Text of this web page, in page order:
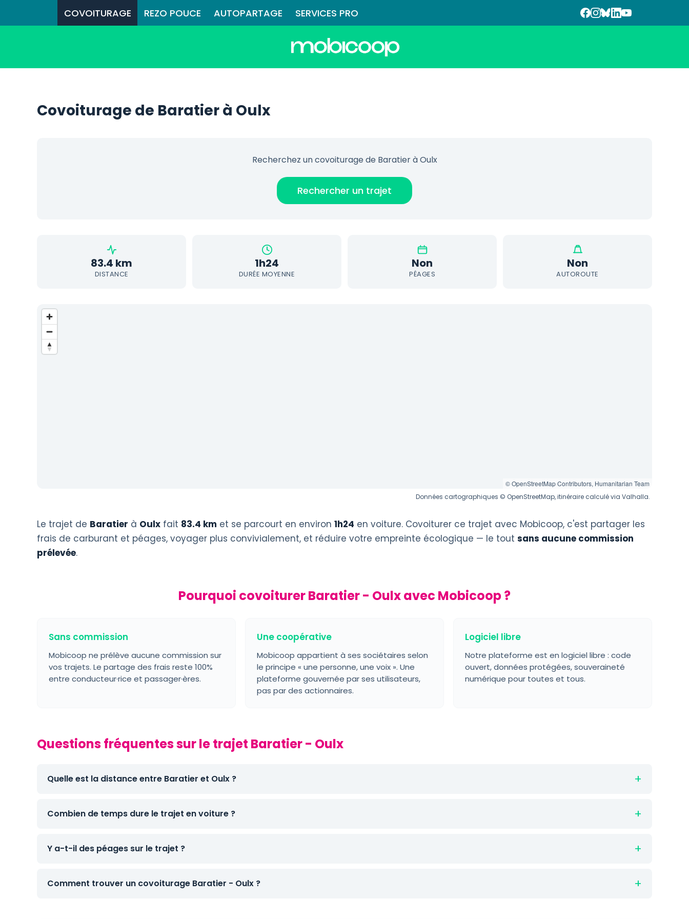
COVOITURAGE REZO POUCE AUTOPARTAGE SERVICES PRO
Covoiturage de Baratier à Oulx
Recherchez un covoiturage de Baratier à Oulx
Rechercher un trajet
83.4 km
DISTANCE
1h24
DURÉE MOYENNE
Non
PÉAGES
Non
AUTOROUTE
© OpenStreetMap Contributors, Humanitarian Team
Données cartographiques © OpenStreetMap, itinéraire calculé via Valhalla.
Le trajet de Baratier à Oulx fait 83.4 km et se parcourt en environ 1h24 en voiture. Covoiturer ce trajet avec Mobicoop, c'est partager les
frais de carburant et péages, voyager plus convivialement, et réduire votre empreinte écologique — le tout sans aucune commission
prélevée.
Pourquoi covoiturer Baratier - Oulx avec Mobicoop ?
Sans commission
Mobicoop ne prélève aucune commission sur
vos trajets. Le partage des frais reste 100%
entre conducteur·rice et passager·ères.
Une coopérative
Mobicoop appartient à ses sociétaires selon
le principe « une personne, une voix ». Une
plateforme gouvernée par ses utilisateurs,
pas par des actionnaires.
Logiciel libre
Notre plateforme est en logiciel libre : code
ouvert, données protégées, souveraineté
numérique pour toutes et tous.
Questions fréquentes sur le trajet Baratier - Oulx
Quelle est la distance entre Baratier et Oulx ?
Combien de temps dure le trajet en voiture ?
Y a-t-il des péages sur le trajet ?
Comment trouver un covoiturage Baratier - Oulx ?